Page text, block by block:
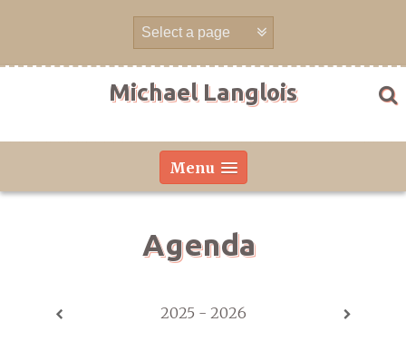
Michael Langlois
Menu
Agenda
2025 - 2026